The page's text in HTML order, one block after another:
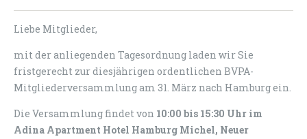
Liebe Mitglieder,
mit der anliegenden Tagesordnung laden wir Sie
fristgerecht zur diesjährigen ordentlichen BVPA-
Mitgliederversammlung am 31. März nach Hamburg ein.
Die Versammlung findet von 10:00 bis 15:30 Uhr im
Adina Apartment Hotel Hamburg Michel, Neuer